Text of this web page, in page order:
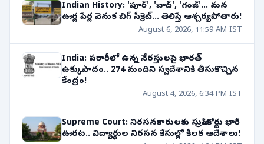
Indian History: 'పూర్', 'బాద్', 'గంజ్'... మన
ఊర్ల పేర్ల వెనుక బిగ్ సీక్రెట్... తెలిస్తే ఆశ్చర్యపోతారు!
August 6, 2026, 11:59 AM IST
India: పరారీలో ఉన్న నేరస్తులపై భారత్
ఉక్కుపాదం.. 274 మందిని స్వదేశానికి తీసుకొచ్చిన
కేంద్రం!
August 4, 2026, 6:34 PM IST
Supreme Court: నిరసనకారులకు సుప్రీంకోర్టు భారీ
ఊరట.. విద్యార్థుల నిరసన కేసుల్లో కీలక ఆదేశాలు!